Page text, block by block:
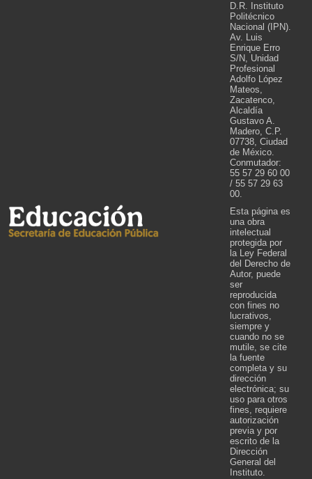
D.R. Instituto
Politécnico
Nacional (IPN).
Av. Luis
Enrique Erro
S/N, Unidad
Profesional
Adolfo López
Mateos,
Zacatenco,
Alcaldía
Gustavo A.
Madero, C.P.
07738, Ciudad
de México.
Conmutador:
55 57 29 60 00
/ 55 57 29 63
00.
Esta página es
una obra
intelectual
protegida por
la Ley Federal
del Derecho de
Autor, puede
ser
reproducida
con fines no
lucrativos,
siempre y
cuando no se
mutile, se cite
la fuente
completa y su
dirección
electrónica; su
uso para otros
fines, requiere
autorización
previa y por
escrito de la
Dirección
General del
Instituto.